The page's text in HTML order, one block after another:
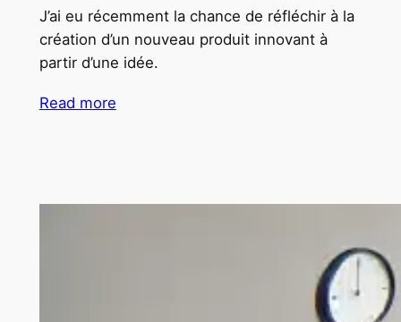
J’ai eu récemment la chance de réfléchir à la
création d’un nouveau produit innovant à
partir d’une idée.
Read more